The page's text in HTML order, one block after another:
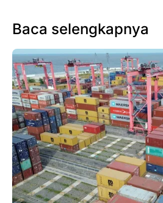
Baca selengkapnya